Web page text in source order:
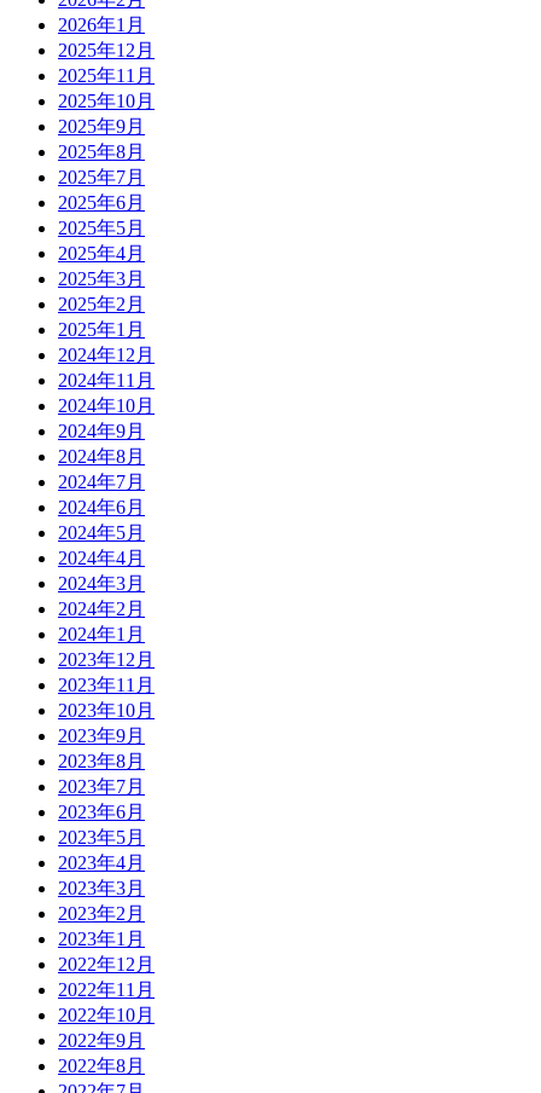
2026年1月
2025年12月
2025年11月
2025年10月
2025年9月
2025年8月
2025年7月
2025年6月
2025年5月
2025年4月
2025年3月
2025年2月
2025年1月
2024年12月
2024年11月
2024年10月
2024年9月
2024年8月
2024年7月
2024年6月
2024年5月
2024年4月
2024年3月
2024年2月
2024年1月
2023年12月
2023年11月
2023年10月
2023年9月
2023年8月
2023年7月
2023年6月
2023年5月
2023年4月
2023年3月
2023年2月
2023年1月
2022年12月
2022年11月
2022年10月
2022年9月
2022年8月